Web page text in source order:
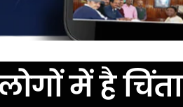
में है चिंता